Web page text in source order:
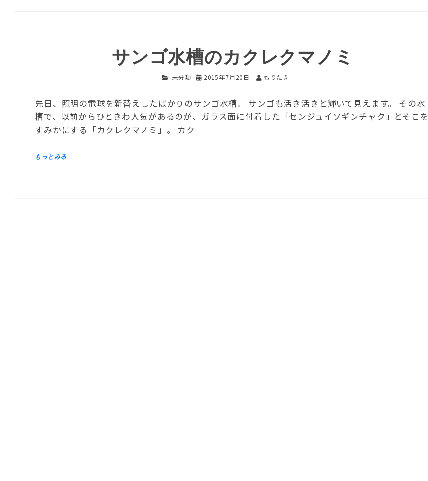
サンゴ水槽のカクレクマノミ
未分類 2015年7月20日 もりたき
先日、照明の電球を新替えしたばかりのサンゴ水槽。 サンゴも活き活きと輝いて見えます。 その水
槽で、以前からひときわ人気があるのが、ガラス面に付着した「センジュイソギンチャク」とそこを
すみかにする「カクレクマノミ」。 カク